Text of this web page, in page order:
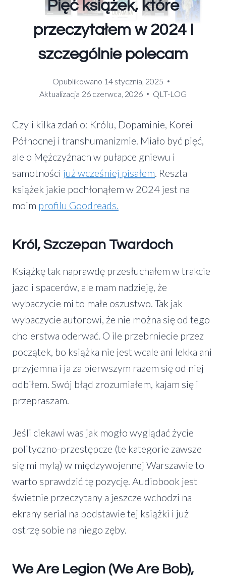
Pięć książek, które
przeczytałem w 2024 i
szczególnie polecam
Opublikowano 14 stycznia, 2025
Aktualizacja 26 czerwca, 2026 QLT-LOG
Czyli kilka zdań o: Królu, Dopaminie, Korei
Północnej i transhumanizmie. Miało być pięć,
ale o Mężczyźnach w pułapce gniewu i
samotności już wcześniej pisałem. Reszta
książek jakie pochłonąłem w 2024 jest na
moim profilu Goodreads.
Król, Szczepan Twardoch
Książkę tak naprawdę przesłuchałem w trakcie
jazd i spacerów, ale mam nadzieję, że
wybaczycie mi to małe oszustwo. Tak jak
wybaczycie autorowi, że nie można się od tego
cholerstwa oderwać. O ile przebrniecie przez
początek, bo książka nie jest wcale ani lekka ani
przyjemna i ja za pierwszym razem się od niej
odbiłem. Swój błąd zrozumiałem, kajam się i
przepraszam.
Jeśli ciekawi was jak mogło wyglądać życie
polityczno-przestępcze (te kategorie zawsze
się mi mylą) w międzywojennej Warszawie to
warto sprawdzić tę pozycję. Audiobook jest
świetnie przeczytany a jeszcze wchodzi na
ekrany serial na podstawie tej książki i już
ostrzę sobie na niego zęby.
We Are Legion (We Are Bob),